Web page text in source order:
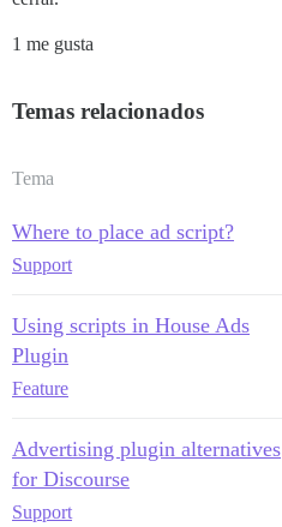
1 me gusta
Temas relacionados
Tema
Where to place ad script?
Support
Using scripts in House Ads
Plugin
Feature
Advertising plugin alternatives
for Discourse
Support